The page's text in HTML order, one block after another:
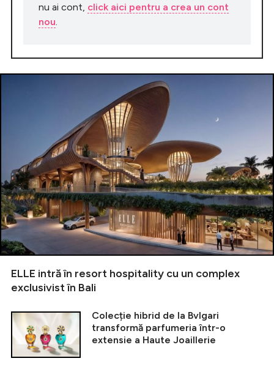
nu ai cont, click aici pentru a crea un cont
nou
ELLE intră în resort hospitality cu un complex
exclusivist în Bali
Colecție hibrid de la Bvlgari
transformă parfumeria într-o
extensie a Haute Joaillerie